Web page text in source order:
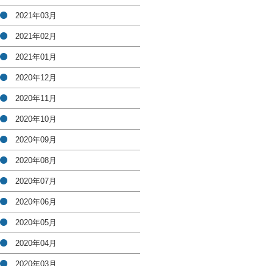
2021年03月
2021年02月
2021年01月
2020年12月
2020年11月
2020年10月
2020年09月
2020年08月
2020年07月
2020年06月
2020年05月
2020年04月
2020年03月